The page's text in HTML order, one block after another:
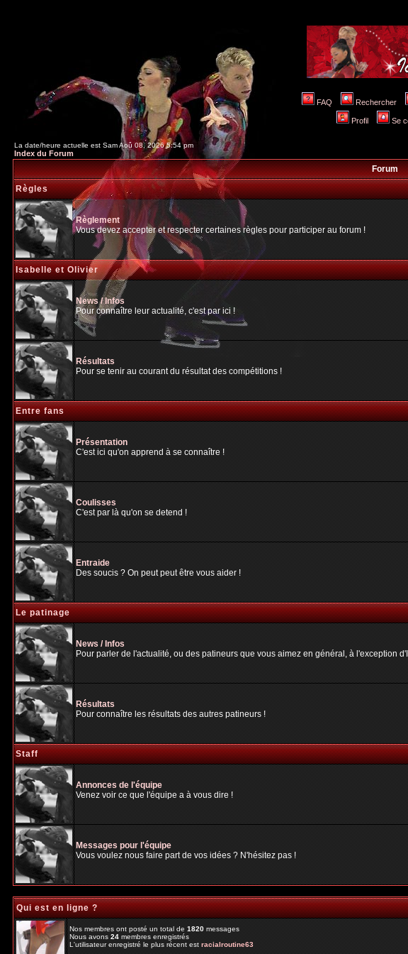
FAQ Rechercher
Profil Se
La date/heure actuelle est Sam Aoû 08, 2026 5:54 pm
Index du Forum
Forum
Règles
Règlement
Vous devez accepter et respecter certaines règles pour participer au forum !
Isabelle et Olivier
News / Infos
Pour connaître leur actualité, c'est par ici !
Résultats
Pour se tenir au courant du résultat des compétitions !
Entre fans
Présentation
C'est ici qu'on apprend à se connaître !
Coulisses
C'est par là qu'on se detend !
Entraide
Des soucis ? On peut peut être vous aider !
Le patinage
News / Infos
Pour parler de l'actualité, ou des patineurs que vous aimez en général, à l'exception
Résultats
Pour connaître les résultats des autres patineurs !
Staff
Annonces de l'équipe
Venez voir ce que l'équipe a à vous dire !
Messages pour l'équipe
Vous voulez nous faire part de vos idées ? N'hésitez pas !
Qui est en ligne ?
Nos membres ont posté un total de1820messages
Nous avons24membres enregistrés
L'utilisateur enregistré le plus récent estracialroutine63